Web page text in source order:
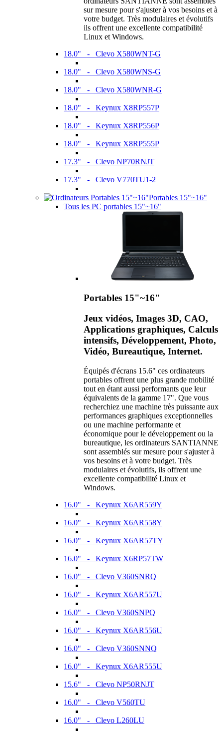
sur mesure pour s'ajuster à vos besoins et à
votre budget. Très modulaires et évolutifs
ils offrent une excellente compatibilité
Linux et Windows.
18.0" - Clevo X580WNT-G
18.0" - Clevo X580WNS-G
18.0" - Clevo X580WNR-G
18.0" - Keynux X8RP557P
18.0" - Keynux X8RP556P
18.0" - Keynux X8RP555P
17.3" - Clevo NP70RNJT
17.3" - Clevo V770TU1-2
Portables 15"~16"
Tous les PC portables 15"~16"
Portables 15"~16"
Jeux vidéos, Images 3D, CAO,
Applications graphiques, Calculs
intensifs, Développement, Photo,
Vidéo, Bureautique, Internet.
Équipés d'écrans 15.6" ces ordinateurs
portables offrent une plus grande mobilité
tout en étant aussi performants que leur
équivalents de la gamme 17". Que vous
recherchiez une machine très puissante aux
performances graphiques exceptionnelles
ou une machine performante et
économique pour le développement ou la
bureautique, les ordinateurs SANTIANNE
sont assemblés sur mesure pour s'ajuster à
vos besoins et à votre budget. Très
modulaires et évolutifs, ils offrent une
excellente compatibilité Linux et
Windows.
16.0" - Keynux X6AR559Y
16.0" - Keynux X6AR558Y
16.0" - Keynux X6AR57TY
16.0" - Keynux X6RP57TW
16.0" - Clevo V360SNRQ
16.0" - Keynux X6AR557U
16.0" - Clevo V360SNPQ
16.0" - Keynux X6AR556U
16.0" - Clevo V360SNNQ
16.0" - Keynux X6AR555U
15.6" - Clevo NP50RNJT
16.0" - Clevo V560TU
16.0" - Clevo L260LU